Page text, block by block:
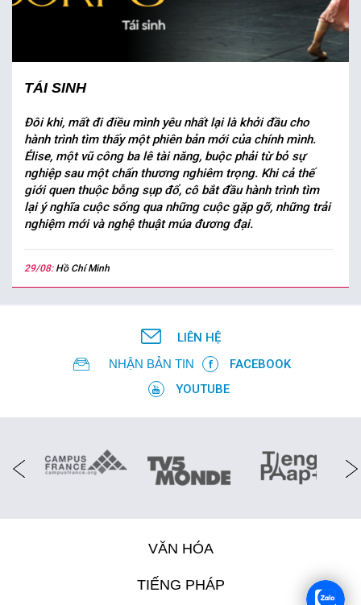
TÁI SINH
Đôi khi, mất đi điều mình yêu nhất lại là khởi đầu cho
hành trình tìm thấy một phiên bản mới của chính mình.
Élise, một vũ công ba lê tài năng, buộc phải từ bỏ sự
nghiệp sau một chấn thương nghiêm trọng. Khi cả thế
giới quen thuộc bỗng sụp đổ, cô bắt đầu hành trình tìm
lại ý nghĩa cuộc sống qua những cuộc gặp gỡ, những trải
nghiệm mới và nghệ thuật múa đương đại.
29/08: Hồ Chí Minh
LIÊN HỆ
NHẬN BẢN TIN
FACEBOOK
YOUTUBE
VĂN HÓA
TIẾNG PHÁP